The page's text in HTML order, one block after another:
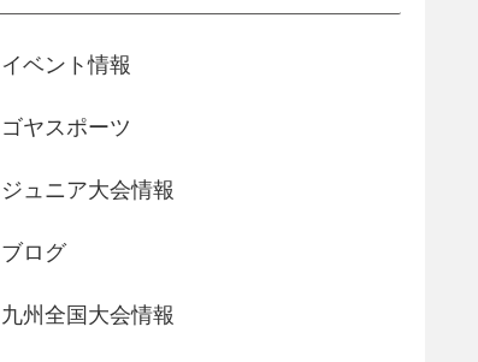
イベント情報
ゴヤスポーツ
ジュニア大会情報
ブログ
九州全国大会情報